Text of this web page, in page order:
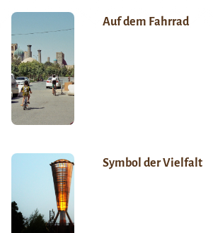
Auf dem Fahrrad
Symbol der Vielfalt